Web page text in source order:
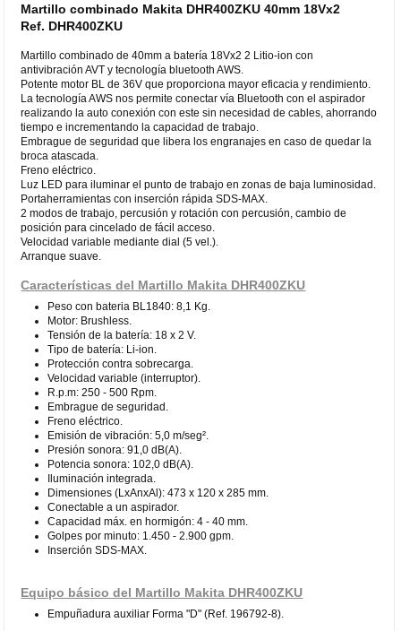
Martillo combinado Makita DHR400ZKU 40mm 18Vx2
Ref. DHR400ZKU
Martillo combinado de 40mm a batería 18Vx2 2 Litio-ion con
antivibración AVT y tecnología bluetooth AWS.
Potente motor BL de 36V que proporciona mayor eficacia y rendimiento.
La tecnología AWS nos permite conectar vía Bluetooth con el aspirador
realizando la auto conexión con este sin necesidad de cables, ahorrando
tiempo e incrementando la capacidad de trabajo.
Embrague de seguridad que libera los engranajes en caso de quedar la
broca atascada.
Freno eléctrico.
Luz LED para iluminar el punto de trabajo en zonas de baja luminosidad.
Portaherramientas con inserción rápida SDS-MAX.
2 modos de trabajo, percusión y rotación con percusión, cambio de
posición para cincelado de fácil acceso.
Velocidad variable mediante dial (5 vel.).
Arranque suave.
Características del Martillo Makita DHR400ZKU
Peso con bateria BL1840: 8,1 Kg.
Motor: Brushless.
Tensión de la batería: 18 x 2 V.
Tipo de batería: Li-ion.
Protección contra sobrecarga.
Velocidad variable (interruptor).
R.p.m: 250 - 500 Rpm.
Embrague de seguridad.
Freno eléctrico.
Emisión de vibración: 5,0 m/seg².
Presión sonora: 91,0 dB(A).
Potencia sonora: 102,0 dB(A).
Iluminación integrada.
Dimensiones (LxAnxAl): 473 x 120 x 285 mm.
Conectable a un aspirador.
Capacidad máx. en hormigón: 4 - 40 mm.
Golpes por minuto: 1.450 - 2.900 gpm.
Inserción SDS-MAX.
Equipo básico del Martillo Makita DHR400ZKU
Empuñadura auxiliar Forma "D" (Ref. 196792-8).